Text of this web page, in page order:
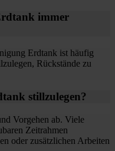
immer
Erdtank ist häufig
Rückstände zu
stillzulegen?
Vorgehen ab. Viele
Zeitrahmen
oder zusätzlichen Arbeiten